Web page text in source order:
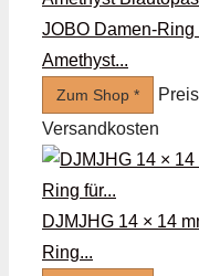
JOBO Damen-Ring
Amethyst...
Zum Shop *
Versandkosten
DJMJHG 14 × 14
Ring...